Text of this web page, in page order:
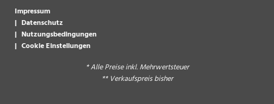
Impressum
Datenschutz
Nutzungsbedingungen
Cookie Einstellungen
* Alle Preise inkl. Mehrwertsteuer
** Verkaufspreis bisher